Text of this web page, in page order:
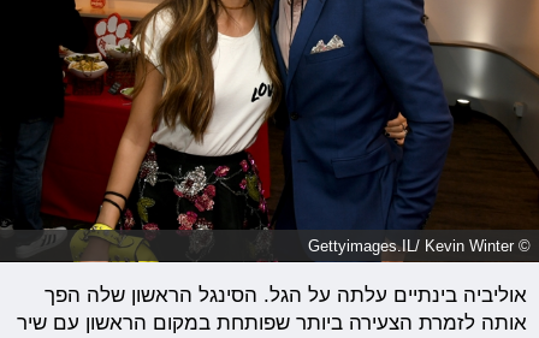
© Gettyimages.IL/ Kevin Winter
אוליביה בינתיים עלתה על הגל. הסינגל הראשון שלה הפך
אותה לזמרת הצעירה ביותר שפותחת במקום הראשון עם שיר